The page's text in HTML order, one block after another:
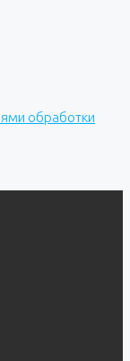
обработки